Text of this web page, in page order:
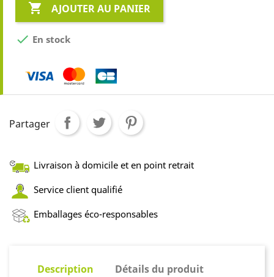
 AJOUTER AU PANIER
 En stock
Partager
Livraison à domicile et en point retrait
Service client qualifié
Emballages éco-responsables
Description Détails du produit